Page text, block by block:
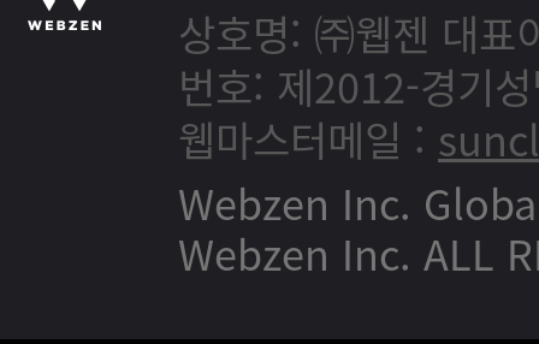
상호명: ㈜웹젠 대표
번호: 제2012-경기
웹마스터메일 :
Webzen Inc.
Webzen Inc. ALL